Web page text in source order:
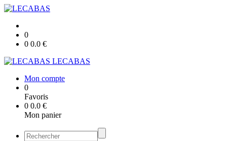
0
0 0.0 €
LECABAS
Mon compte
0
Favoris
0 0.0 €
Mon panier